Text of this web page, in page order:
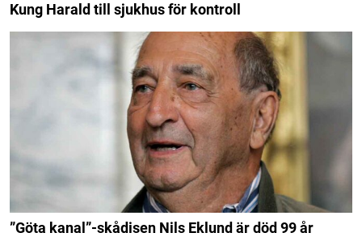
Kung Harald till sjukhus för kontroll
”Göta kanal”-skådisen Nils Eklund är död 99 år